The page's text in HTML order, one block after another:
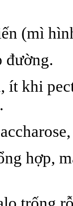
(mì
đường.
ít khi
hợp,